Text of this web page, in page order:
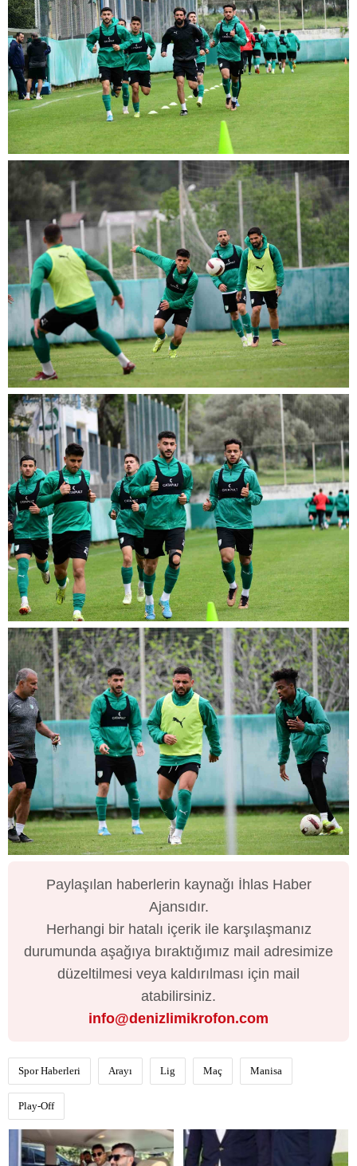
Paylaşılan haberlerin kaynağı İhlas Haber
Ajansıdır.
Herhangi bir hatalı içerik ile karşılaşmanız
durumunda aşağıya bıraktığımız mail adresimize
düzeltilmesi veya kaldırılması için mail
atabilirsiniz.
info@denizlimikrofon.com
Spor Haberleri Arayı Lig Maç Manisa
Play-Off